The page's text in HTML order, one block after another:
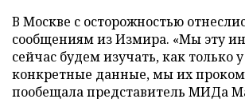
В Москве с осторожностью
сообщениям из Измира. «Мы эту
сейчас будем изучать, как только
конкретные данные, мы их
пообещала представитель МИДа